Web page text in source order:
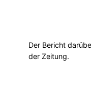
Der Bericht
der Zeitung.